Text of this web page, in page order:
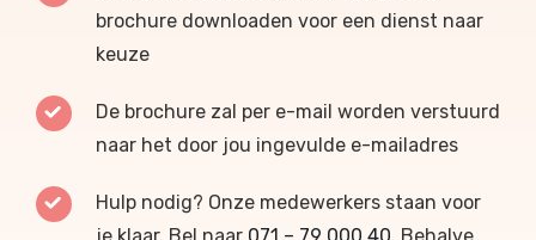
brochure downloaden voor een dienst naar
keuze
De brochure zal per e-mail worden verstuurd
naar het door jou ingevulde e-mailadres
Hulp nodig? Onze medewerkers staan voor